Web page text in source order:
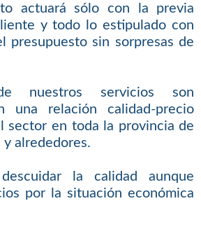
actuará sólo con la previa
y todo lo estipulado con
presupuesto sin sorpresas de
nuestros servicios son
una relación calidad-precio
sector en toda la provincia de
y alrededores.
la calidad aunque
por la situación económica